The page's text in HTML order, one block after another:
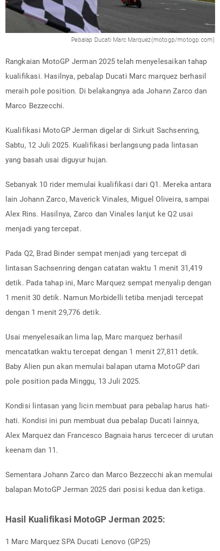
Pebalap Ducati Marc Marquez(motogp/motogp.com)
Rangkaian MotoGP Jerman 2025 telah menyelesaikan tahap
kualifikasi. Hasilnya, pebalap Ducati Marc marquez berhasil
meraih pole position. Di belakangnya ada Johann Zarco dan
Marco Bezzecchi.
Kualifikasi MotoGP Jerman digelar di Sirkuit Sachsenring,
Sabtu, 12 Juli 2025. Kualifikasi berlangsung pada lintasan
yang basah usai diguyur hujan.
Sebanyak 10 rider memulai kualifikasi dari Q1. Mereka antara
lain Johann Zarco, Maverick Vinales, Miguel Oliveira, sampai
Alex Rins. Hasilnya, Zarco dan Vinales lanjut ke Q2 usai
menjadi yang tercepat.
Pada Q2, Brad Binder sempat menjadi yang tercepat di
lintasan Sachsenring dengan catatan waktu 1 menit 31,419
detik. Pada tahap ini, Marc Marquez sempat menyalip dengan
1 menit 30 detik. Namun Morbidelli tetiba menjadi tercepat
dengan 1 menit 29,776 detik.
Usai menyelesaikan lima lap, Marc marquez berhasil
mencatatkan waktu tercepat dengan 1 menit 27,811 detik.
Baby Alien pun akan memulai balapan utama MotoGP dari
pole position pada Minggu, 13 Juli 2025.
Kondisi lintasan yang licin membuat para pebalap harus hati-
hati. Kondisi ini pun membuat dua pebalap Ducati lainnya,
Alex Marquez dan Francesco Bagnaia harus tercecer di urutan
keenam dan 11.
Sementara Johann Zarco dan Marco Bezzecchi akan memulai
balapan MotoGP Jerman 2025 dari posisi kedua dan ketiga.
Hasil Kualifikasi MotoGP Jerman 2025:
1 Marc Marquez SPA Ducati Lenovo (GP25)